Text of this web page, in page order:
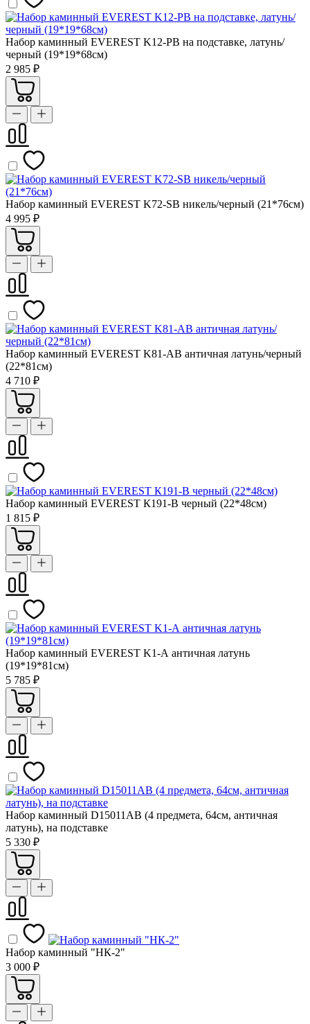
Набор каминный EVEREST K12-PB на подставке, латунь/
черный (19*19*68см)
2 985 ₽
Набор каминный EVEREST K72-SB никель/черный (21*76см)
4 995 ₽
Набор каминный EVEREST K81-АВ античная латунь/черный
(22*81см)
4 710 ₽
Набор каминный EVEREST К191-B черный (22*48см)
1 815 ₽
Набор каминный EVEREST K1-А античная латунь
(19*19*81см)
5 785 ₽
Набор каминный D15011АВ (4 предмета, 64см, античная
латунь), на подставке
5 330 ₽
Набор каминный "НК-2"
3 000 ₽